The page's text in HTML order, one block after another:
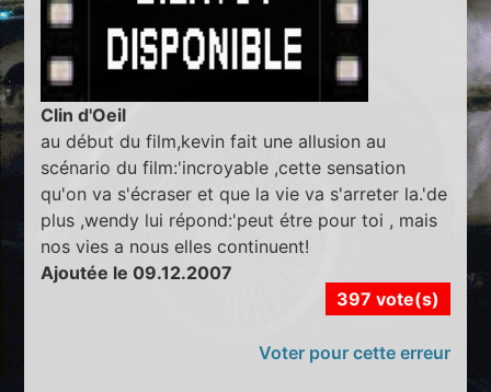
Clin d'Oeil
au début du film,kevin fait une allusion au
scénario du film:'incroyable ,cette sensation
qu'on va s'écraser et que la vie va s'arreter la.'de
plus ,wendy lui répond:'peut étre pour toi , mais
nos vies a nous elles continuent!
Ajoutée le 09.12.2007
397 vote(s)
Voter pour cette erreur